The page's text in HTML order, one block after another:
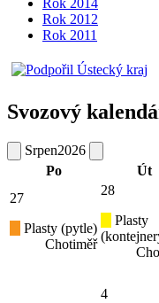
Rok 2014
Rok 2012
Rok 2011
Svozový
Srpen2026
Po
Út
27
Plasty (pytle)
Chotiměř
28
Plasty
4